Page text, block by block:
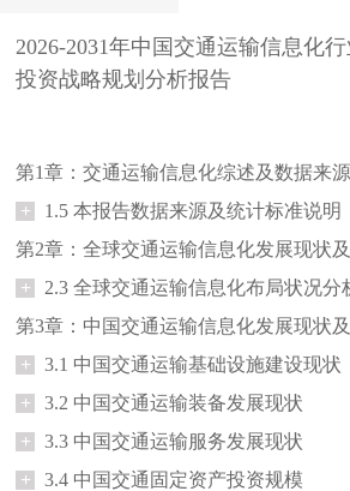
2026-2031年中国交通运输信息化
投资战略规划分析报告
第1章：交通运输信息化综述及数据来
+
1.5 本报告数据来源及统计标准说明
第2章：全球交通运输信息化发展现状
+
2.3 全球交通运输信息化布局状况分
第3章：中国交通运输信息化发展现状
+
3.1 中国交通运输基础设施建设现状
+
3.2 中国交通运输装备发展现状
+
3.3 中国交通运输服务发展现状
+
3.4 中国交通固定资产投资规模